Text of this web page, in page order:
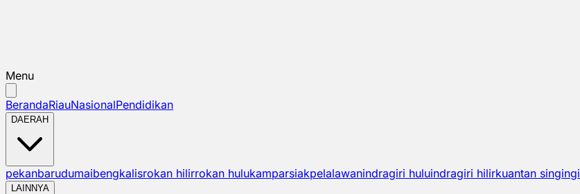
Menu
BerandaRiauNasionalPendidikan
DAERAH
pekanbarudumaibengkalisrokan hilirrokan hulukamparsiakpelalawanindragiri huluindragiri hilirkuantan singingi
LAINNYA